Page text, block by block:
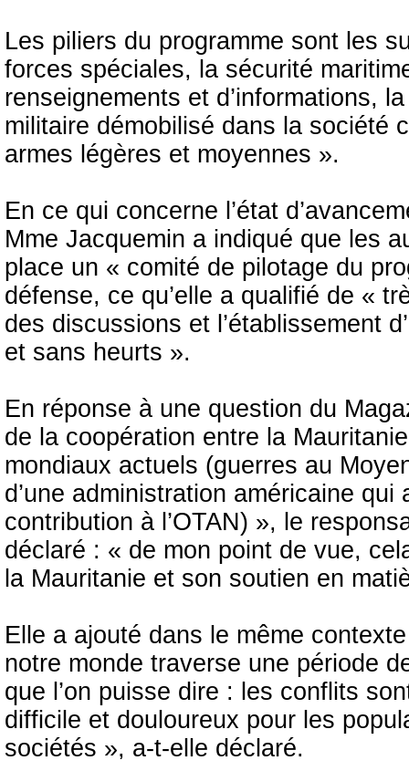
Les piliers du programme sont les
forces spéciales, la sécurité
renseignements et d’informations,
militaire démobilisé dans la société
armes légères et moyennes ».
En ce qui concerne l’état
Mme Jacquemin a indiqué que les
place un « comité de pilotage du
défense, ce qu’elle a qualifié de «
des discussions et l’établissement
et sans heurts ».
En réponse à une question du
de la coopération entre la
mondiaux actuels (guerres au
d’une administration américaine
contribution à l’OTAN) », le
déclaré : « de mon point de vue,
la Mauritanie et son soutien en
Elle a ajouté dans le même
notre monde traverse une période
que l’on puisse dire : les conflits
difficile et douloureux pour les
sociétés », a-t-elle déclaré.